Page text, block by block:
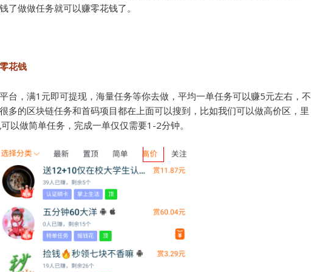
了做做任务就可以赚零花钱了。
花钱
台，满1元即可提现，海量任务等你去做，平均一单任务可以赚5元左右，不
多的区块链任务和首码项目都在上面可以搜到，比如我们可以做高价区，里
以做简单任务，完成一单仅仅需要1-2分钟。